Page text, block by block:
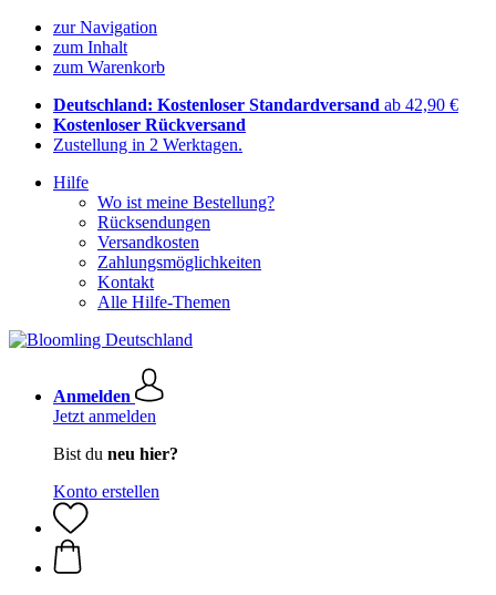
zur Navigation
zum Inhalt
zum Warenkorb
Deutschland: Kostenloser Standardversand ab 42,90 €
Kostenloser Rückversand
Zustellung in 2 Werktagen.
Hilfe
Wo ist meine Bestellung?
Rücksendungen
Versandkosten
Zahlungsmöglichkeiten
Kontakt
Alle Hilfe-Themen
Anmelden
Jetzt anmelden
Bist du neu hier?
Konto erstellen